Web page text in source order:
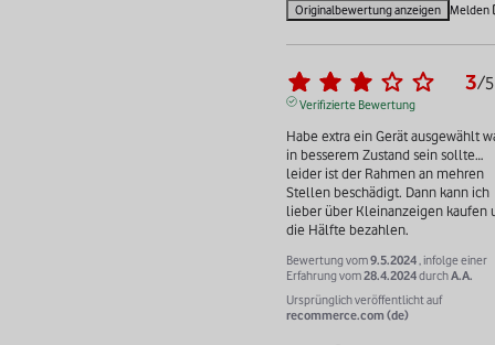
Originalbewertung anzeigen Melden
3/5
Verifizierte Bewertung
Habe extra ein Gerät ausgewählt
in besserem Zustand sein sollte…
leider ist der Rahmen an mehren
Stellen beschädigt. Dann kann ich
lieber über Kleinanzeigen kaufen
die Hälfte bezahlen.
Bewertung vom9.5.2024 , infolge einer
Erfahrung vom28.4.2024durchA.A.
Ursprünglich veröffentlicht auf
recommerce.com (de)